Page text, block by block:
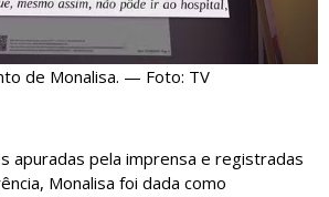
de Monalisa. — Foto: TV
apuradas pela imprensa e registradas
Monalisa foi dada como